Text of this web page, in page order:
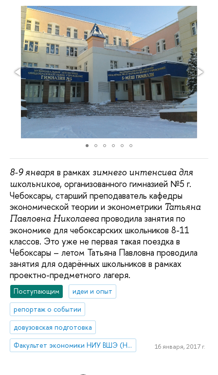
8-9 января в рамках зимнего интенсива для
школьников, организованного гимназией №5 г.
Чебоксары, старший преподаватель кафедры
экономической теории и эконометрики Татьяна
Павловна Николаевапроводила занятия по
экономике для чебоксарских школьников 8-11
классов. Это уже не первая такая поездка в
Чебоксары – летом Татьяна Павловна проводила
занятия для одарённых школьников в рамках
проектно-предметного лагеря.
Поступающим
идеи и опыт
репортаж о событии
довузовская подготовка
Факультет экономики НИУ ВШЭ (Нижний Новгород)
16 января, 2017 г.